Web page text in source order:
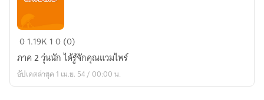
วุ่น
ฉัน
หลง
01.19K 10 (0)
ภาค 2 วุ่นนัก ได้รู้จักคุณแวมไพร์
อัปเดตล่าสุด 1 เม.ย. 54 / 00:00 น.